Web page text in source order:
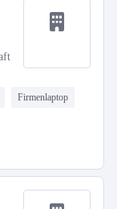
Firmenlaptop